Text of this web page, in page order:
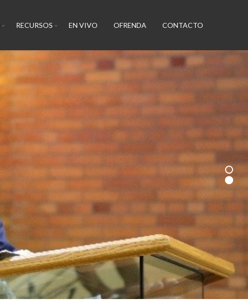
RECURSOS EN VIVO OFRENDA CONTACTO